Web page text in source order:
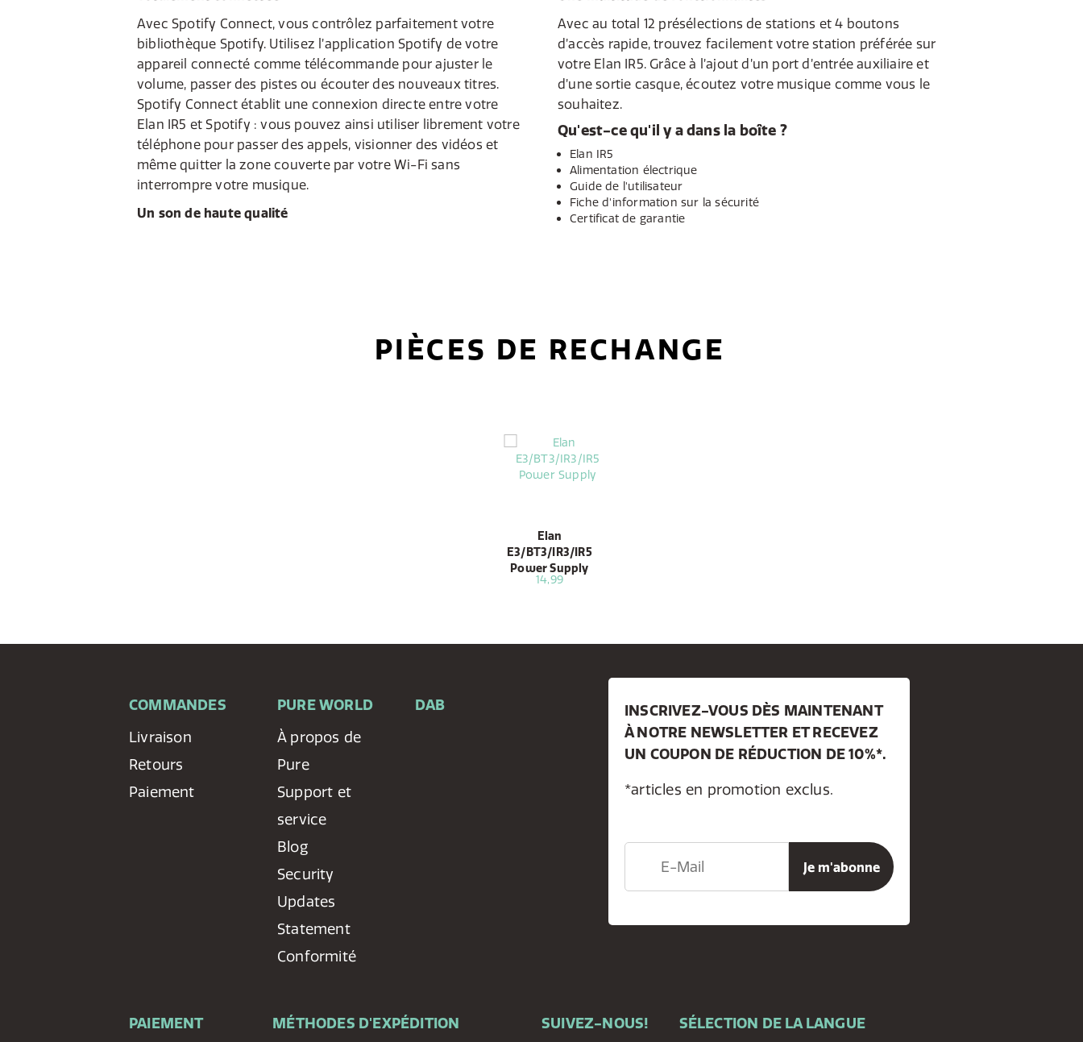
Avec Spotify Connect, vous contrôlez parfaitement votre
bibliothèque Spotify. Utilisez l’application Spotify de votre
appareil connecté comme télécommande pour ajuster le
volume, passer des pistes ou écouter des nouveaux titres.
Spotify Connect établit une connexion directe entre votre
Elan IR5 et Spotify : vous pouvez ainsi utiliser librement votre
téléphone pour passer des appels, visionner des vidéos et
même quitter la zone couverte par votre Wi-Fi sans
interrompre votre musique.
Un son de haute qualité
Avec au total 12 présélections de stations et 4 boutons
d’accès rapide, trouvez facilement votre station préférée sur
votre Elan IR5. Grâce à l’ajout d’un port d’entrée auxiliaire et
d’une sortie casque, écoutez votre musique comme vous le
souhaitez.
Qu'est-ce qu'il y a dans la boîte ?
Elan IR5
Alimentation électrique
Guide de l'utilisateur
Fiche d'information sur la sécurité
Certificat de garantie
PIÈCES DE RECHANGE
Elan
E3/BT3/IR3/IR5
Power Supply
14,99
COMMANDES
Livraison
Retours
Paiement
PURE WORLD
À propos de
Pure
Support et
service
Blog
Security
Updates
Statement
Conformité
DAB
PAIEMENT MÉTHODES D'EXPÉDITION
INSCRIVEZ-VOUS DÈS MAINTENANT
À NOTRE NEWSLETTER ET RECEVEZ
UN COUPON DE RÉDUCTION DE 10%*.
*articles en promotion exclus.
SUIVEZ-NOUS! SÉLECTION DE LA LANGUE